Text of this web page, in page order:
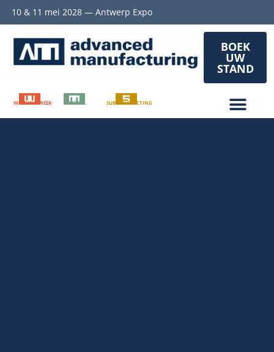
10 & 11 mei 2028 — Antwerp Expo
BOEK
UW
STAND
WELDING WEEK METAL SUBCONTRACTING